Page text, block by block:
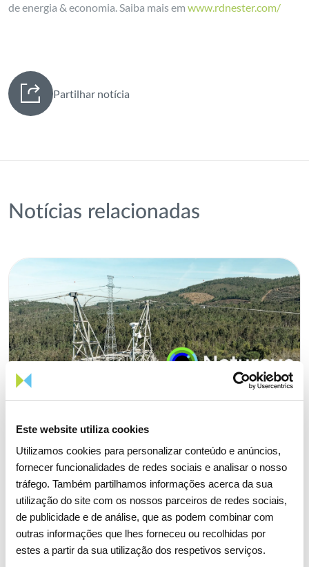
Este website utiliza cookies
Utilizamos cookies para personalizar conteúdo e anúncios,
fornecer funcionalidades de redes sociais e analisar o nosso
tráfego. Também partilhamos informações acerca da sua
utilização do site com os nossos parceiros de redes sociais,
de publicidade e de análise, que as podem combinar com
outras informações que lhes forneceu ou recolhidas por
estes a partir da sua utilização dos respetivos serviços.
de energia & economia. Saiba mais emwww.rdnester.com/
Partilhar notícia
Notícias relacionadas
14 OUTUBRO 2025
Projeto português de combate a